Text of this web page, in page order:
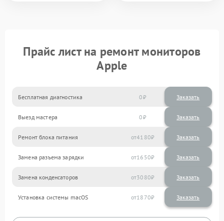
Прайс лист на ремонт мониторов
Apple
Бесплатная диагностика 0 Заказать
Выезд мастера 0 Заказать
Ремонт блока питания 4180
Замена разъема зарядки 1650
Замена конденсаторов 3080
Установка системы macOS 1870